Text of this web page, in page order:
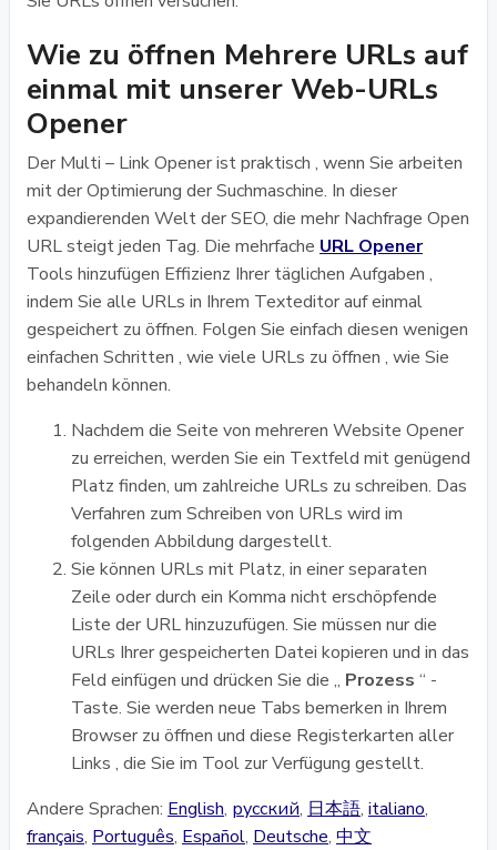
Wie zu öffnen Mehrere URLs auf
einmal mit unserer Web-URLs
Opener
Der Multi – Link Opener ist praktisch , wenn Sie arbeiten
mit der Optimierung der Suchmaschine. In dieser
expandierenden Welt der SEO, die mehr Nachfrage Open
URL steigt jeden Tag. Die mehrfache URL Opener
Tools hinzufügen Effizienz Ihrer täglichen Aufgaben ,
indem Sie alle URLs in Ihrem Texteditor auf einmal
gespeichert zu öffnen. Folgen Sie einfach diesen wenigen
einfachen Schritten , wie viele URLs zu öffnen , wie Sie
behandeln können.
Nachdem die Seite von mehreren Website Opener
zu erreichen, werden Sie ein Textfeld mit genügend
Platz finden, um zahlreiche URLs zu schreiben. Das
Verfahren zum Schreiben von URLs wird im
folgenden Abbildung dargestellt.
Sie können URLs mit Platz, in einer separaten
Zeile oder durch ein Komma nicht erschöpfende
Liste der URL hinzuzufügen. Sie müssen nur die
URLs Ihrer gespeicherten Datei kopieren und in das
Feld einfügen und drücken Sie die „ Prozess “ -
Taste. Sie werden neue Tabs bemerken in Ihrem
Browser zu öffnen und diese Registerkarten aller
Links , die Sie im Tool zur Verfügung gestellt.
Andere Sprachen: English, русский, 日本語, italiano,
français, Português, Español, Deutsche, 中文